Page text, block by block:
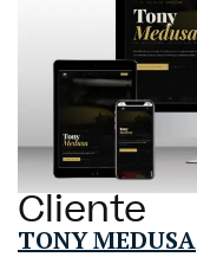
Cliente
TONY MEDUSA